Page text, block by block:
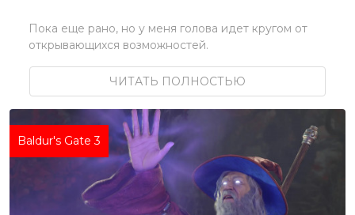
Пока еще рано, но у меня голова идет кругом от
открывающихся возможностей.
ЧИТАТЬ ПОЛНОСТЬЮ
Baldur's Gate 3